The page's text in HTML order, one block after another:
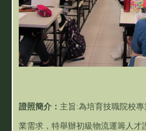
證照簡介： 主旨:為培育技職院校
業需求，特舉辦初級物流運籌人才